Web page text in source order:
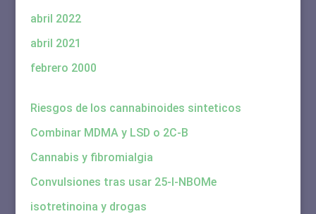
abril 2022
abril 2021
febrero 2000
Riesgos de los cannabinoides sinteticos
Combinar MDMA y LSD o 2C-B
Cannabis y fibromialgia
Convulsiones tras usar 25-I-NBOMe
isotretinoina y drogas